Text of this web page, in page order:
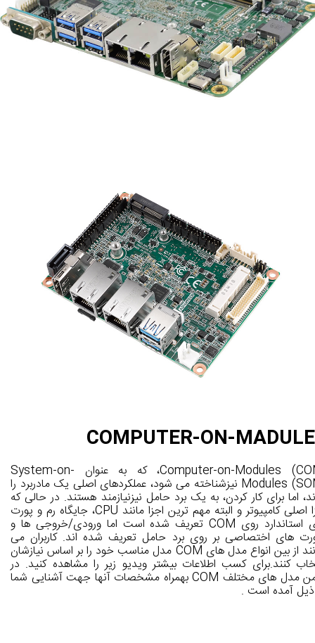
COMPUTER-ON-
Computer-on-Modules (COM)، که به عنوان System-on-
Modules (SOM) نیزشناخته می شود، عملکردهای اصلی یک مادربرد را
اما برای کار کردن، به یک برد حامل نیزنیازمند هستند. در حالی که
اجزا اصلی کامپیوتر و البته مهم ترین اجزا مانند CPU، جایگاه رم و پورت
های استاندارد روی COM تعریف شده است اما ورودی/خروجی ها و
های اختصاصی بر روی برد حامل تعریف شده اند. کاربران می
توانند از بین انواع مدل های COM مدل مناسب خود را بر اساس نیازشان
کنند.برای کسب اطلاعات بیشتر ویدیو زیر را مشاهده کنید. در
ضمن مدل های مختلف COM بهمراه مشخصات آنها جهت آشنایی شما
آمده است .